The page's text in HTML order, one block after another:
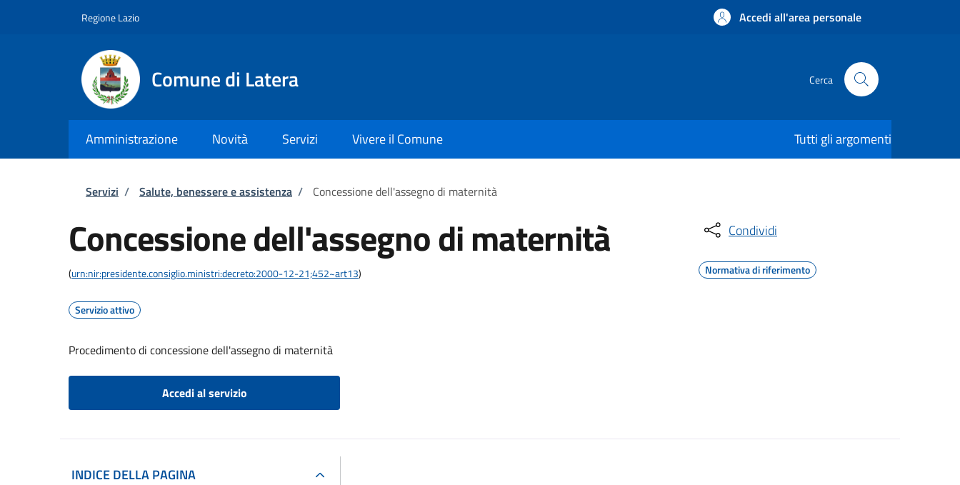
Regione Lazio Accedi all'area personale
Comune di Latera Cerca
Amministrazione Novità Servizi Vivere il Comune Tutti gli argomenti
Briciole di pane
Servizi / Salute, benessere e assistenza / Concessione dell'assegno di maternità
Concessione dell'assegno di maternità
(urn:nir:presidente.consiglio.ministri:decreto:2000-12-21;452~art13)
Servizio attivo
Procedimento di concessione dell'assegno di maternità
Accedi al servizio
Condividi
Normativa di riferimento
INDICE DELLA PAGINA